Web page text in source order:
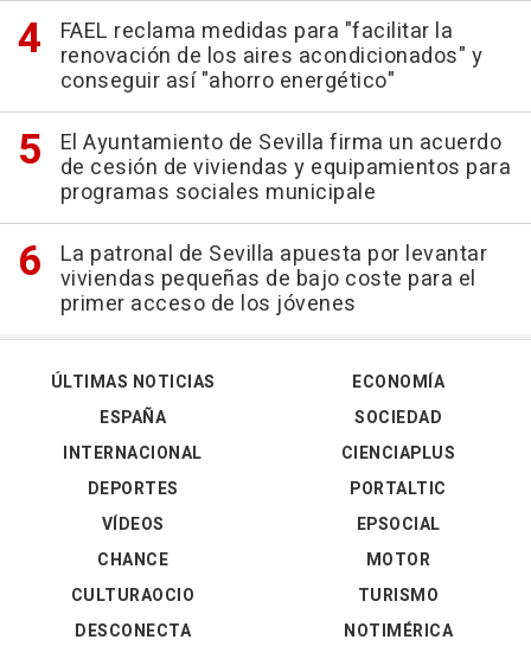
FAEL reclama medidas para "facilitar la
renovación de los aires acondicionados" y
conseguir así "ahorro energético"
El Ayuntamiento de Sevilla firma un acuerdo
de cesión de viviendas y equipamientos para
programas sociales municipale
La patronal de Sevilla apuesta por levantar
viviendas pequeñas de bajo coste para el
primer acceso de los jóvenes
ÚLTIMAS NOTICIAS
ESPAÑA
INTERNACIONAL
DEPORTES
VÍDEOS
ECONOMÍA
SOCIEDAD
CIENCIAPLUS
PORTALTIC
EPSOCIAL
CHANCE
CULTURAOCIO
DESCONECTA
MOTOR
TURISMO
NOTIMÉRICA